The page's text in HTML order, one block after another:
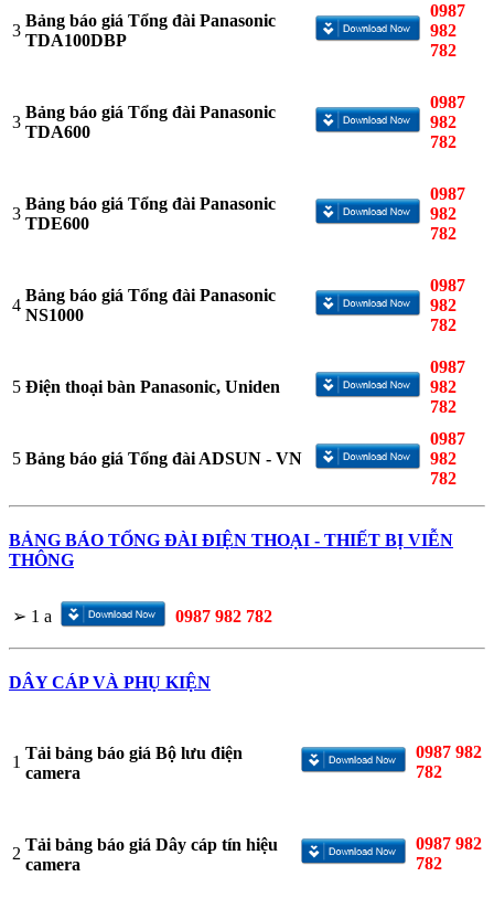
3
Bảng báo giá Tổng đài Panasonic
TDA100DBP
0987
982
782
3
Bảng báo giá Tổng đài Panasonic
TDA600
0987
982
782
3
Bảng báo giá Tổng đài Panasonic
TDE600
0987
982
782
4
Bảng báo giá Tổng đài Panasonic
NS1000
0987
982
782
5 Điện thoại bàn Panasonic, Uniden
0987
982
782
5 Bảng báo giá Tổng đài ADSUN - VN
0987
982
782
BẢNG BÁO TỔNG ĐÀI ĐIỆN THOẠI - THIẾT BỊ VIỄN
THÔNG
➢ 1 a 0987 982 782
DÂY CÁP VÀ PHỤ KIỆN
1
Tải bảng báo giá Bộ lưu điện
camera
0987 982
782
2
Tải bảng báo giá Dây cáp tín hiệu
camera
0987 982
782